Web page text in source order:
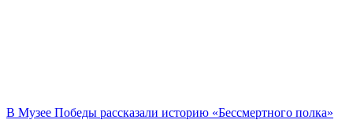
В Музее Победы рассказали историю «Бессмертного полка»